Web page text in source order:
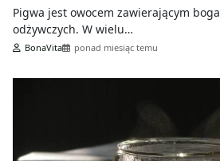
Pigwa jest owocem zawierającym
odżywczych. W wielu…
BonaVita ponad miesiąc temu